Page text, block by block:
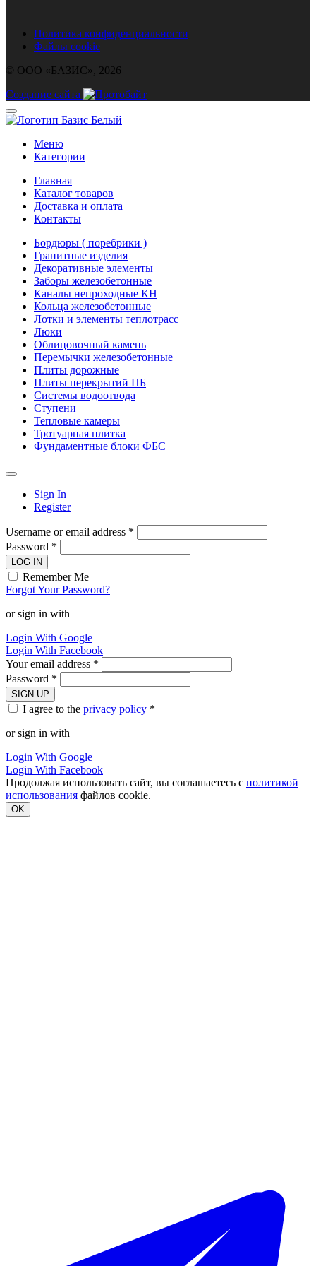
Политика конфиденциальности
Файлы cookie
© ООО «БАЗИС», 2026
Создание сайта
Меню
Категории
Главная
Каталог товаров
Доставка и оплата
Контакты
Бордюры ( поребрики )
Гранитные изделия
Декоративные элементы
Заборы железобетонные
Каналы непроходные КН
Кольца железобетонные
Лотки и элементы теплотрасс
Люки
Облицовочный камень
Перемычки железобетонные
Плиты дорожные
Плиты перекрытий ПБ
Системы водоотвода
Ступени
Тепловые камеры
Тротуарная плитка
Фундаментные блоки ФБС
Sign In
Register
Username or email address *
Password *
LOG IN
Remember Me
Forgot Your Password?
or sign in with
Login With Google
Login With Facebook
Your email address *
Password *
SIGN UP
I agree to the privacy policy *
or sign in with
Login With Google
Login With Facebook
Продолжая использовать сайт, вы соглашаетесь с политикой
использования файлов cookie.
OK